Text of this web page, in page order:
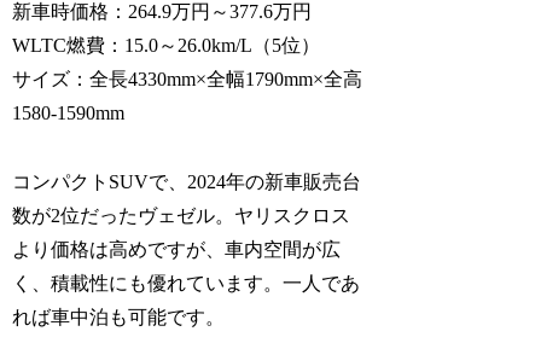
新車時価格：264.9万円～377.6万円
WLTC燃費：15.0～26.0km/L（5位）
サイズ：全長4330mm×全幅1790mm×全高
1580-1590mm
コンパクトSUVで、2024年の新車販売台
数が2位だったヴェゼル。ヤリスクロス
より価格は高めですが、車内空間が広
く、積載性にも優れています。一人であ
れば車中泊も可能です。